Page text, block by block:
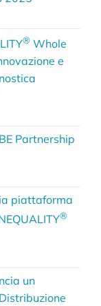
® Whole
e
Partnership
piattaforma
®
un